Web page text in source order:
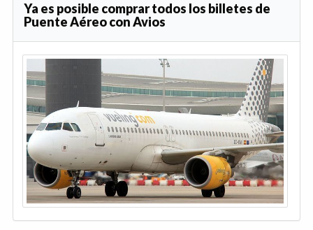
Ya es posible comprar todos los billetes de
Puente Aéreo con Avios